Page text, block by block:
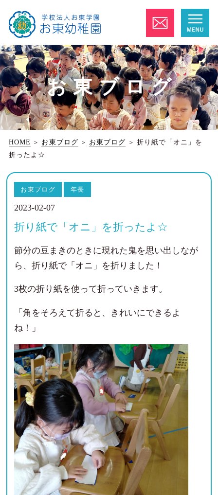
お東ブログ
HOME ＞ お東ブログ ＞ お東ブログ ＞ 折り紙で「オニ」を
折ったよ☆
お東ブログ 年長
2023-02-07
折り紙で「オニ」を折ったよ☆
節分の豆まきのときに現れた鬼を思い出しなが
ら、折り紙で「オニ」を折りました！
3枚の折り紙を使って折っていきます。
「角をそろえて折ると、きれいにできるよ
ね！」